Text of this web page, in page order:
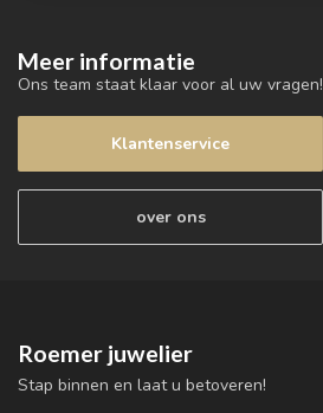
Meer informatie
Ons team staat klaar voor al uw vragen!
Klantenservice
over ons
Roemer juwelier
Stap binnen en laat u betoveren!